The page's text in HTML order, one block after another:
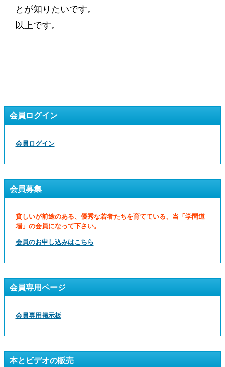
とが知りたいです。
以上です。
会員ログイン
会員ログイン
会員募集
貧しいが前途のある、優秀な若者たちを育てている、当「学問道
場」の会員になって下さい。
会員のお申し込みはこちら
会員専用ページ
会員専用掲示板
本とビデオの販売